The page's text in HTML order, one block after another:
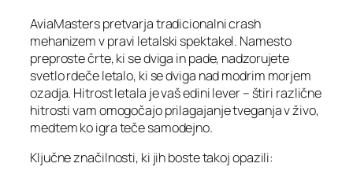
AviaMasters pretvarja tradicionalni crash
mehanizem v pravi letalski spektakel. Namesto
preproste črte, ki se dviga in pade, nadzorujete
svetlo rdeče letalo, ki se dviga nad modrim morjem
ozadja. Hitrost letala je vaš edini lever – štiri različne
hitrosti vam omogočajo prilagajanje tveganja v živo,
medtem ko igra teče samodejno.
Ključne značilnosti, ki jih boste takoj opazili: